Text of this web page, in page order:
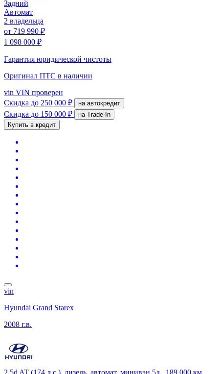
Задний
Автомат
2 владельца
от 719 990 ₽
1 098 000 ₽
Гарантия юридической чистоты
Оригинал ПТС в наличии
vin VIN проверен
Скидка до 250 000 ₽ на автокредит
Скидка до 150 000 ₽
на Trade-In
Купить в кредит
vin
Hyundai Grand Starex
2008 г.в.
2.5d AT (174 л.с.), дизель, автомат, минивэн 5д., 189 000 км,